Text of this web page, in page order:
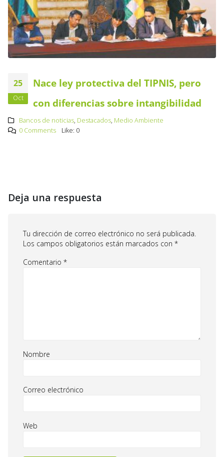
25
Oct
Nace ley protectiva del TIPNIS, pero
con diferencias sobre intangibilidad
Bancos de noticias, Destacados, Medio Ambiente
0 Comments
Like: 0
Deja una respuesta
Tu dirección de correo electrónico no será publicada.
Los campos obligatorios están marcados con *
Comentario *
Nombre
Correo electrónico
Web